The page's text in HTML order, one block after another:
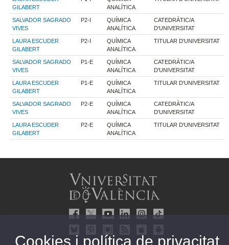
GILABERT
ANALÍTICA
SALVADOR SAGRADO
VIVES
P2-I
QUÍMICA
ANALÍTICA
CATEDRÀTIC/A
D'UNIVERSITAT
LAURA ESCUDER
GILABERT
P2-I
QUÍMICA
ANALÍTICA
TITULAR D'UNIVERSITAT
SALVADOR SAGRADO
VIVES
P1-E
QUÍMICA
ANALÍTICA
CATEDRÀTIC/A
D'UNIVERSITAT
LAURA ESCUDER
GILABERT
P1-E
QUÍMICA
ANALÍTICA
TITULAR D'UNIVERSITAT
SALVADOR SAGRADO
VIVES
P2-E
QUÍMICA
ANALÍTICA
CATEDRÀTIC/A
D'UNIVERSITAT
LAURA ESCUDER
GILABERT
P2-E
QUÍMICA
ANALÍTICA
TITULAR D'UNIVERSITAT
Cookies i política de privacitat